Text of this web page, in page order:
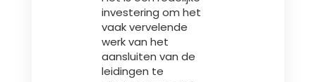
investering om het
vaak vervelende
werk van het
aansluiten van de
leidingen te